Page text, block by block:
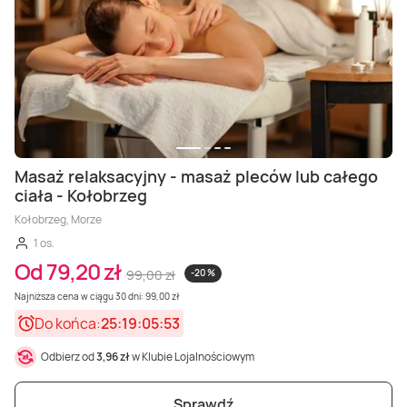
Masaż relaksacyjny - masaż pleców lub całego
ciała - Kołobrzeg
Kołobrzeg, Morze
1 os.
Od 79,20 zł 99,00 zł
-20 %
Najniższa cena w ciągu 30 dni: 99,00 zł
Do końca:25:19:05:51
Odbierz od3,96 złw Klubie Lojalnościowym